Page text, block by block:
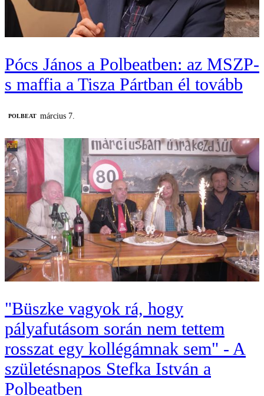
Pócs János a Polbeatben: az MSZP-
s maffia a Tisza Pártban él tovább
‎POLBEAT március 7.
"Büszke vagyok rá, hogy
pályafutásom során nem tettem
rosszat egy kollégámnak sem" - A
születésnapos Stefka István a
Polbeatben